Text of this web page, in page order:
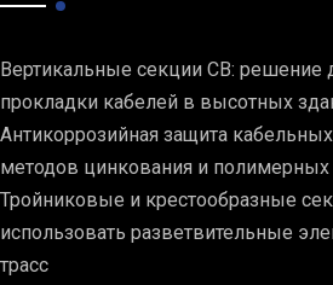
Вертикальные секции СВ: решение
прокладки кабелей в высотных
Антикоррозийная защита
методов цинкования и
Тройниковые и крестообразные
использовать разветвительные
трасс